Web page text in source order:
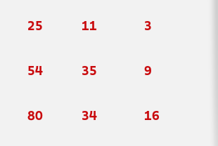
25 11 3
54 35 9
80 34 16